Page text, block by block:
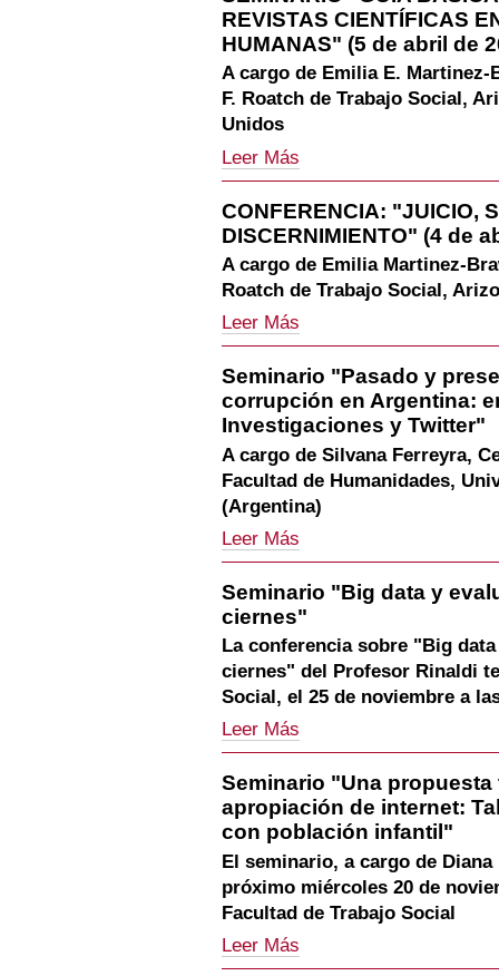
RACISTA
Y
SEXISTA
EN
REDES
SOCIALES?
-
AMÉRICA:
Explorando
conexiones
entre
movimientos
y
los
de
mantenimiento
de
aspectos
positivos
de
la
hispana
(7
de
de
2022)
-
REVISTAS CIENTÍFICAS
HUMANAS" (5 de abril de
A cargo de Emilia E.
F. Roatch de Trabajo Social,
Unidos
SEMINARIO
"GUÍA
PARA
PUBLICAR
REVISTAS
CIENTÍFICAS
EN
CIENCIAS
Y
HUMANAS"
de
abril
de
-
Leer Más
CONFERENCIA: "JUICIO,
DISCERNIMIENTO" (4 de
A cargo de Emilia Martinez-
Roatch de Trabajo Social,
CONFERENCIA:
"JUICIO,
COMÚN
Y
DISCERNIMIENTO"
de
abril
de
2022)
-
Leer Más
Seminario "Pasado y
corrupción en Argentina:
Investigaciones y Twitter"
A cargo de Silvana Ferreyra,
Facultad de Humanidades,
(Argentina)
Seminario
"Pasado
presente
de
acusación
de
corrupción
Argentina:
entre
la
Comisión
Nacional
de
Investigaciones
Twitter"
-
Leer Más
Seminario "Big data y
ciernes"
La conferencia sobre "Big
ciernes" del Profesor Rinaldi
Social, el 25 de noviembre a
Seminario
"Big
y
evaluación:
una
relación
en
ciernes"
-
Leer Más
Seminario "Una
apropiación de internet:
con población infantil"
El seminario, a cargo de
próximo miércoles 20 de
Facultad de Trabajo Social
Seminario
"Una
Leer Más